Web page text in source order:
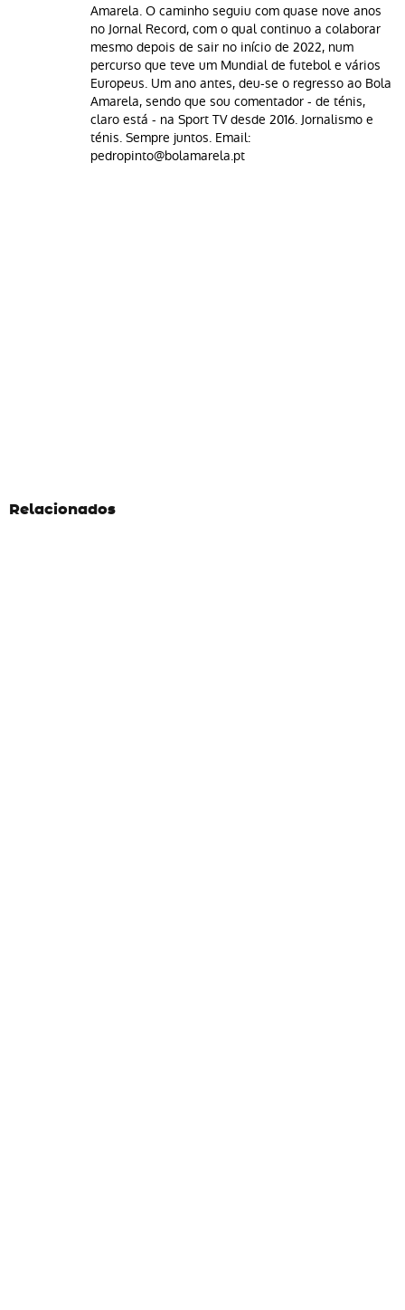
Amarela. O caminho seguiu com quase nove anos
no Jornal Record, com o qual continuo a colaborar
mesmo depois de sair no início de 2022, num
percurso que teve um Mundial de futebol e vários
Europeus. Um ano antes, deu-se o regresso ao Bola
Amarela, sendo que sou comentador - de ténis,
claro está - na Sport TV desde 2016. Jornalismo e
ténis. Sempre juntos. Email:
pedropinto@bolamarela.pt
Relacionados